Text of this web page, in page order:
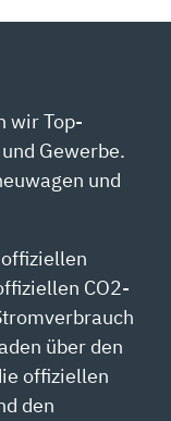
wir Top-
Gewerbe.
und
CO2-
über den
offiziellen
den